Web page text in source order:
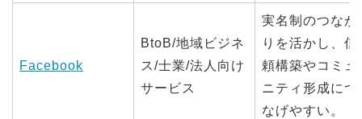
Facebook
BtoB/地域ビジネ
ス/士業/法人向け
サービス
実名制のつなが
りを活かし、信
頼構築やコミュ
ニティ形成につ
なげやすい。